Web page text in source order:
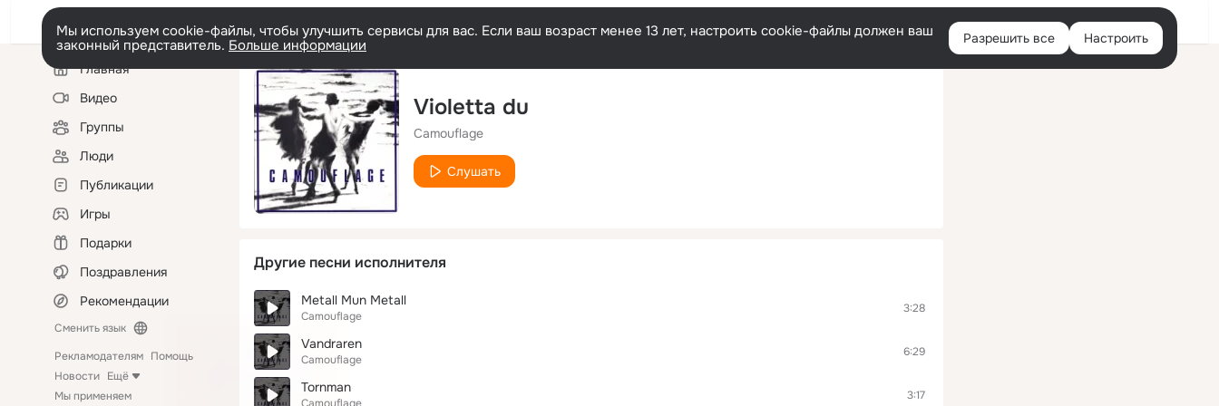
Войти
Мы используем cookie-файлы, чтобы улучшить сервисы для вас. Если ваш возраст менее 13 лет, настроить cookie-файлы должен ваш
законный представитель. Больше информации Разрешить все Настроить
Левая
колонкаГлавная
Видео
Группы
Люди
Публикации
Игры
Подарки
Поздравления
Рекомендации
Сменить язык
Рекламодателям Помощь
Новости Ещё
Мы применяем
Violetta du
Camouflage
Слушать
Другие песни исполнителя
Metall Mun Metall
Camouflage
3:28
Vandraren
Camouflage
6:29
Tornman 3:17